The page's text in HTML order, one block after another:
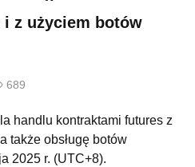
z użyciem botów
689
handlu kontraktami futures z
także obsługę botów
2025 r. (UTC+8).